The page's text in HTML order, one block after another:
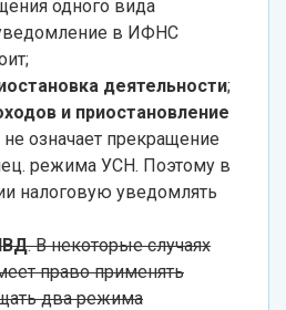
одного вида
в ИФНС
деятельности;
и приостановление
не означает прекращение
режима УСН. Поэтому в
налоговую уведомлять
. В некоторые случаях
право применять
два режима